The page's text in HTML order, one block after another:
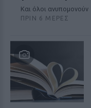
Και όλοι ανυπομονούν
ΠΡΙΝ 6 ΜΈΡΕΣ